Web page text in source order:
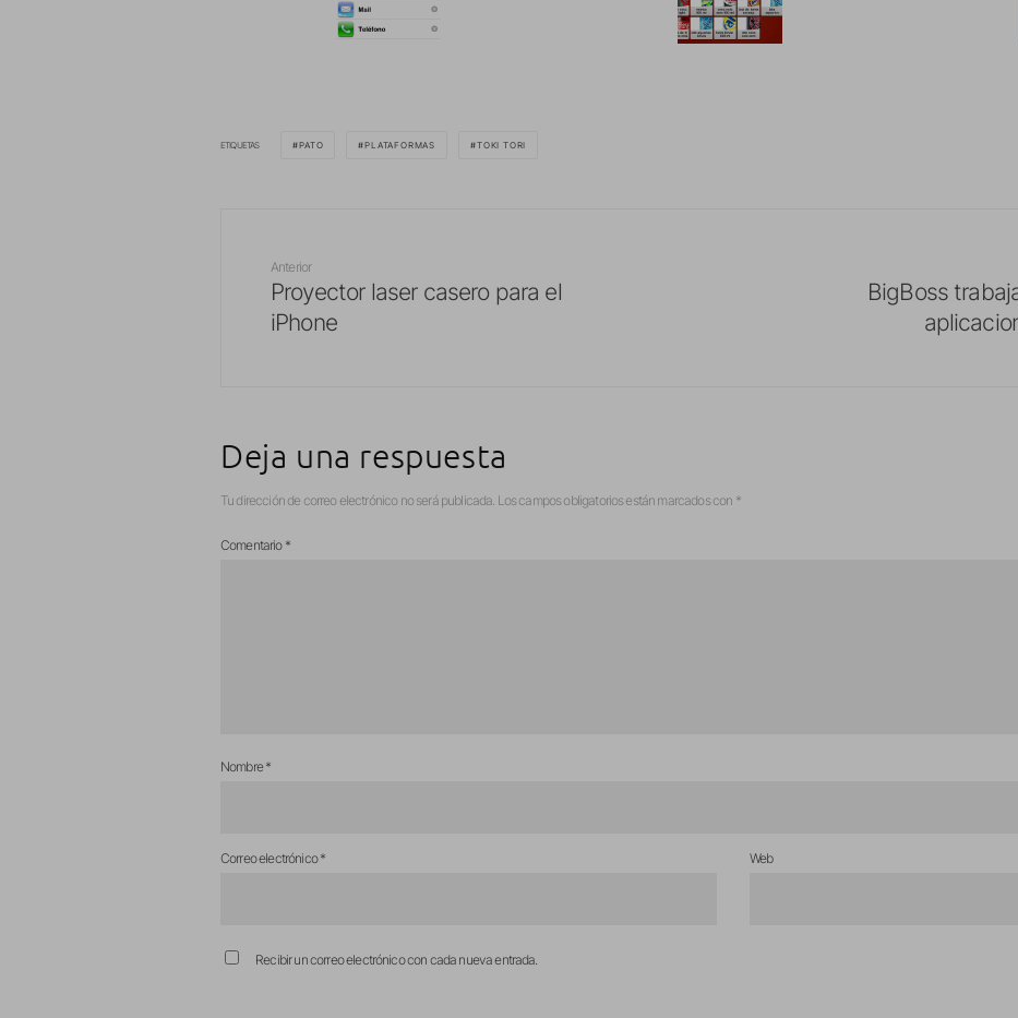
ETIQUETAS PATO PLATAFORMAS TOKI TORI
Anterior
Proyector laser casero para el
iPhone
BigBoss
Deja una respuesta
Tu dirección de correo electrónico no será publicada. Los campos obligatorios están marcados con *
Comentario *
Nombre*
Correo electrónico* Web
Recibir un correo electrónico con cada nueva entrada.